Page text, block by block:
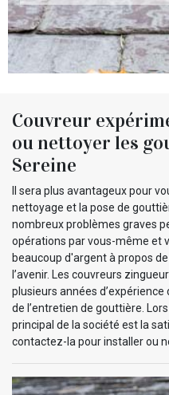
Couvreur
ou nettoyer les
Sereine
Il sera plus avantageux pour
nettoyage et la pose de
nombreux problèmes graves
opérations par vous-même et
beaucoup d'argent à propos
l’avenir. Les couvreurs
plusieurs années
de l’entretien de gouttière.
principal de la société est la
contactez-la pour installer ou